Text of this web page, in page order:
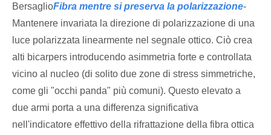
BersaglioFibra mentre si preserva la polarizzazione-
Mantenere invariata la direzione di polarizzazione di una
luce polarizzata linearmente nel segnale ottico. Ciò crea
alti bicarpers introducendo asimmetria forte e controllata
vicino al nucleo (di solito due zone di stress simmetriche,
come gli "occhi panda" più comuni). Questo elevato a
due armi porta a una differenza significativa
nell'indicatore effettivo della rifrattazione della fibra ottica